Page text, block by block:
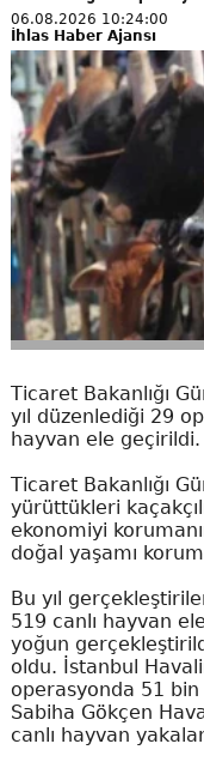
06.08.2026 10:24:00
İhlas Haber Ajansı
Ticaret Bakanlığı
yıl düzenlediği 29
hayvan ele geçirildi.
Ticaret Bakanlığı
yürüttükleri
ekonomiyi
doğal yaşamı
Bu yıl
519 canlı hayvan
yoğun
oldu. İstanbul
operasyonda 51
Sabiha Gökçen
canlı hayvan